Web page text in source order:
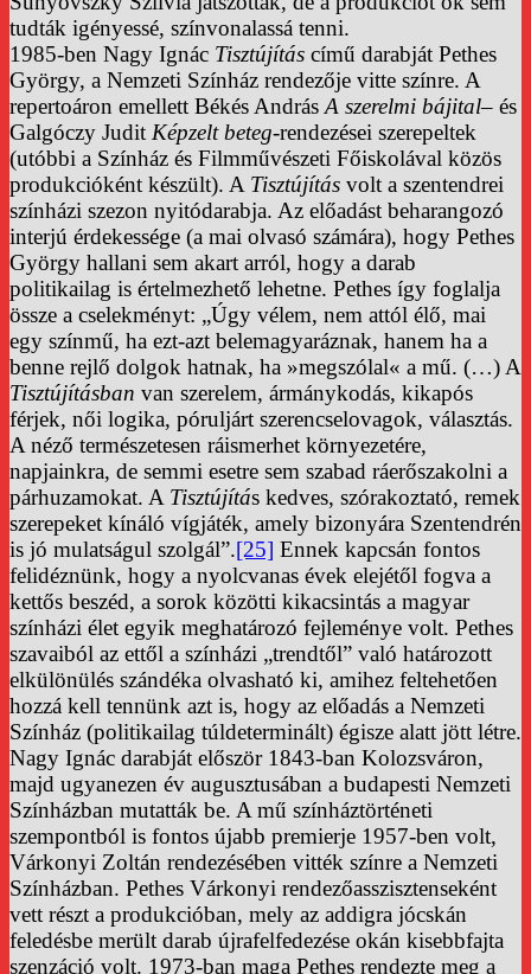
tudták igényessé, színvonalassá tenni.
1985-ben Nagy Ignác Tisztújítás című darabját Pethes
György, a Nemzeti Színház rendezője vitte színre. A
repertoáron emellett Békés András A szerelmi bájital– és
Galgóczy Judit Képzelt beteg-rendezései szerepeltek
(utóbbi a Színház és Filmművészeti Főiskolával közös
produkcióként készült). A Tisztújítás volt a szentendrei
színházi szezon nyitódarabja. Az előadást beharangozó
interjú érdekessége (a mai olvasó számára), hogy Pethes
György hallani sem akart arról, hogy a darab
politikailag is értelmezhető lehetne. Pethes így foglalja
össze a cselekményt: „Úgy vélem, nem attól élő, mai
egy színmű, ha ezt-azt belemagyaráznak, hanem ha a
benne rejlő dolgok hatnak, ha »megszólal« a mű. (…) A
Tisztújításban van szerelem, ármánykodás, kikapós
férjek, női logika, póruljárt szerencselovagok, választás.
A néző természetesen ráismerhet környezetére,
napjainkra, de semmi esetre sem szabad ráerőszakolni a
párhuzamokat. A Tisztújítás kedves, szórakoztató, remek
szerepeket kínáló vígjáték, amely bizonyára Szentendrén
is jó mulatságul szolgál”.[25] Ennek kapcsán fontos
felidéznünk, hogy a nyolcvanas évek elejétől fogva a
kettős beszéd, a sorok közötti kikacsintás a magyar
színházi élet egyik meghatározó fejleménye volt. Pethes
szavaiból az ettől a színházi „trendtől” való határozott
elkülönülés szándéka olvasható ki, amihez feltehetően
hozzá kell tennünk azt is, hogy az előadás a Nemzeti
Színház (politikailag túldeterminált) égisze alatt jött létre.
Nagy Ignác darabját először 1843-ban Kolozsváron,
majd ugyanezen év augusztusában a budapesti Nemzeti
Színházban mutatták be. A mű színháztörténeti
szempontból is fontos újabb premierje 1957-ben volt,
Várkonyi Zoltán rendezésében vitték színre a Nemzeti
Színházban. Pethes Várkonyi rendezőasszisztenseként
vett részt a produkcióban, mely az addigra jócskán
feledésbe merült darab újrafelfedezése okán kisebbfajta
szenzáció volt. 1973-ban maga Pethes rendezte meg a